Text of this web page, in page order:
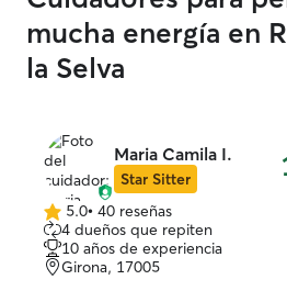
mucha energía en
la Selva
Maria Camila I.
Star Sitter
5.0
de
5
estrellas
5.0• 40 reseñas
4 dueños que repiten
10 años de experiencia
Girona, 17005